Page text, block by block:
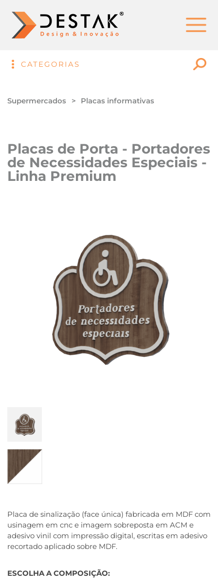
CATEGORIAS
Supermercados Placas informativas
Placas de Porta - Portadores
de Necessidades Especiais -
Linha Premium
Placa de sinalização (face única) fabricada em MDF com
usinagem em cnc e imagem sobreposta em ACM e
adesivo vinil com impressão digital, escritas em adesivo
recortado aplicado sobre MDF.
ESCOLHA A COMPOSIÇÃO